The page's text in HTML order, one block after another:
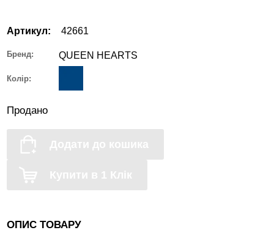
Артикул: 42661
Бренд: QUEEN HEARTS
Колір:
Продано
Додати до кошика
Купити в 1 Клік
ОПИС ТОВАРУ